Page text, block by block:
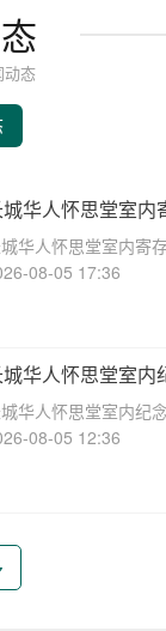
动态
华人怀思堂室内
包详解
华人怀思堂室内寄
华人怀思堂电话
08-05 17:36
华人怀思堂室内
免详解
华人怀思堂室内纪
华人怀思堂电话
08-05 12:36